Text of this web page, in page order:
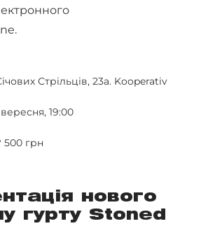
Стрільців, 23а. Kooperativ
19:00
грн
нового
гурту Stoned